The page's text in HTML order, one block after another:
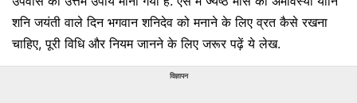
शनि जयंती वाले दिन भगवान शनिदेव को मनाने के लिए व्रत कैसे रखना
चाहिए, पूरी विधि और नियम जानने के लिए जरूर पढ़ें ये लेख.
विज्ञापन